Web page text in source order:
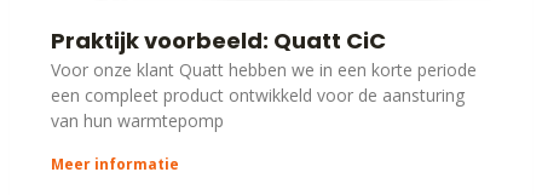
Praktijk voorbeeld: Quatt CiC
Voor onze klant Quatt hebben we in een korte periode
een compleet product ontwikkeld voor de aansturing
van hun warmtepomp
Meer informatie